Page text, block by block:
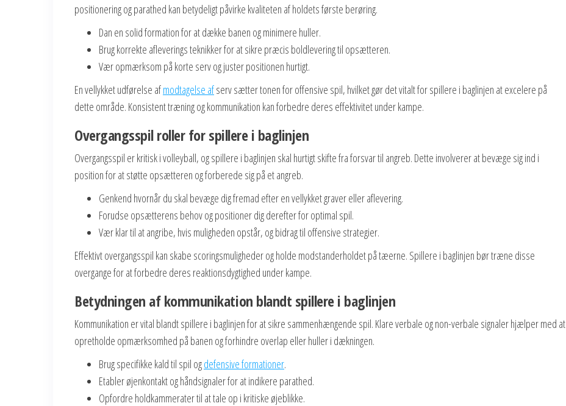
positionering og parathed kan betydeligt påvirke kvaliteten af holdets første berøring.
Dan en solid formation for at dække banen og minimere huller.
Brug korrekte afleverings teknikker for at sikre præcis boldlevering til opsætteren.
Vær opmærksom på korte serv og juster positionen hurtigt.
En vellykket udførelse afmodtagelse afserv sætter tonen for offensive spil, hvilket gør det vitalt for spillere i baglinjen at excelere på
dette område. Konsistent træning og kommunikation kan forbedre deres effektivitet under kampe.
Overgangsspil roller for spillere i baglinjen
Overgangsspil er kritisk i volleyball, og spillere i baglinjen skal hurtigt skifte fra forsvar til angreb. Dette involverer at bevæge sig ind i
position for at støtte opsætteren og forberede sig på et angreb.
Genkend hvornår du skal bevæge dig fremad efter en vellykket graver eller aflevering.
Forudse opsætterens behov og positioner dig derefter for optimal spil.
Vær klar til at angribe, hvis muligheden opstår, og bidrag til offensive strategier.
Effektivt overgangsspil kan skabe scoringsmuligheder og holde modstanderholdet på tæerne. Spillere i baglinjen bør træne disse
overgange for at forbedre deres reaktionsdygtighed under kampe.
Betydningen af kommunikation blandt spillere i baglinjen
Kommunikation er vital blandt spillere i baglinjen for at sikre sammenhængende spil. Klare verbale og non-verbale signaler hjælper med at
opretholde opmærksomhed på banen og forhindre overlap eller huller i dækningen.
Brug specifikke kald til spil ogdefensive formationer.
Etabler øjenkontakt og håndsignaler for at indikere parathed.
Opfordre holdkammerater til at tale op i kritiske øjeblikke.